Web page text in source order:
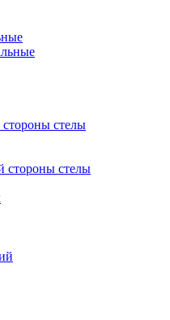
стелы
стороны стелы